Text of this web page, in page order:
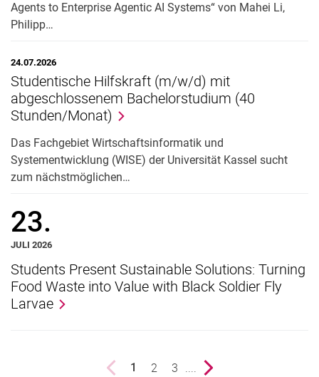
Agents to Enterprise Agentic AI Systems“ von Mahei Li,
Philipp…
24.07.2026
Studentische Hilfskraft (m/w/d) mit
abgeschlossenem Bachelorstudium (40
Stunden/Monat)
Das Fachgebiet Wirtschaftsinformatik und
Systementwicklung (WISE) der Universität Kassel sucht
zum nächstmöglichen…
23.
JULI 2026
Students Present Sustainable Solutions: Turning
Food Waste into Value with Black Soldier Fly
Larvae
vorherige Seite
1
Seite
2 Seite
3 .... nächste Seite